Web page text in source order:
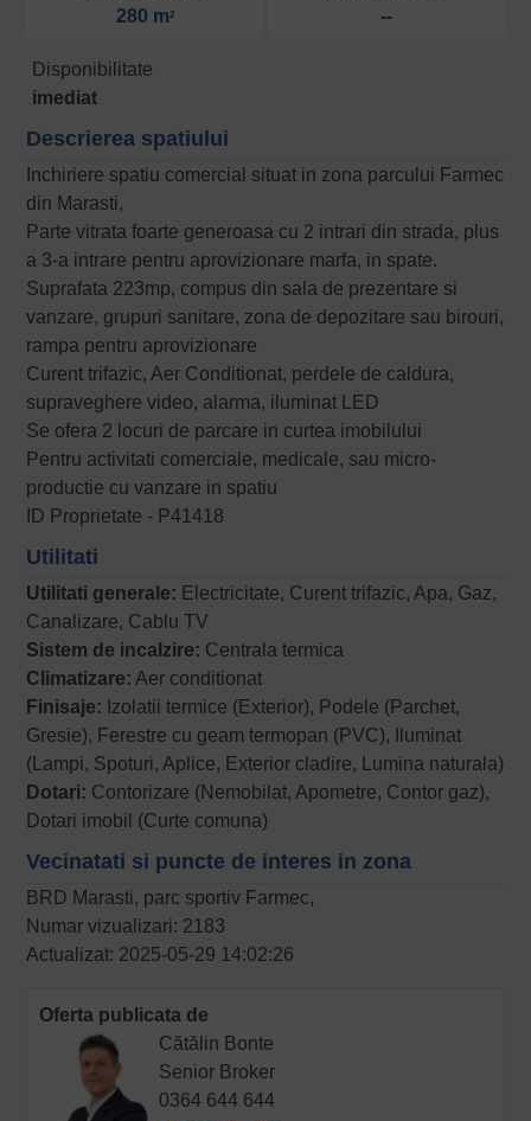
280 m2
--
Disponibilitate
imediat
Descrierea spatiului
Inchiriere spatiu comercial situat in zona parcului Farmec
din Marasti,
Parte vitrata foarte generoasa cu 2 intrari din strada, plus
a 3-a intrare pentru aprovizionare marfa, in spate.
Suprafata 223mp, compus din sala de prezentare si
vanzare, grupuri sanitare, zona de depozitare sau birouri,
rampa pentru aprovizionare
Curent trifazic, Aer Conditionat, perdele de caldura,
supraveghere video, alarma, iluminat LED
Se ofera 2 locuri de parcare in curtea imobilului
Pentru activitati comerciale, medicale, sau micro-
productie cu vanzare in spatiu
ID Proprietate - P41418
Utilitati
Utilitati generale: Electricitate, Curent trifazic, Apa, Gaz,
Canalizare, Cablu TV
Sistem de incalzire: Centrala termica
Climatizare: Aer conditionat
Finisaje: Izolatii termice (Exterior), Podele (Parchet,
Gresie), Ferestre cu geam termopan (PVC), Iluminat
(Lampi, Spoturi, Aplice, Exterior cladire, Lumina naturala)
Dotari: Contorizare (Nemobilat, Apometre, Contor gaz),
Dotari imobil (Curte comuna)
Vecinatati si puncte de interes in zona
BRD Marasti, parc sportiv Farmec,
Numar vizualizari: 2183
Actualizat: 2025-05-29 14:02:26
Oferta publicata de
Cătălin Bonte
Senior Broker
0364 644 644